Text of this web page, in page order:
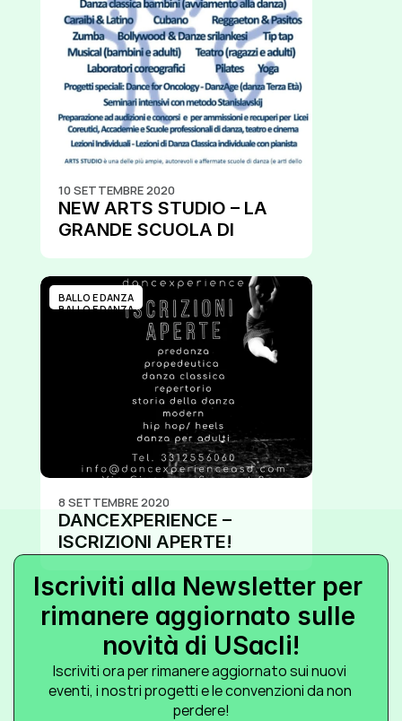
10 SETTEMBRE 2020
NEW ARTS STUDIO – LA
GRANDE SCUOLA DI
ARTS A VERONA!
BALLO E DANZA
BALLO E DANZA
8 SETTEMBRE 2020
DANCEXPERIENCE –
ISCRIZIONI APERTE!
Iscriviti alla Newsletter per
rimanere aggiornato sulle
novità di USacli!
Iscriviti ora per rimanere aggiornato sui nuovi
eventi, i nostri progetti e le convenzioni da non
perdere!